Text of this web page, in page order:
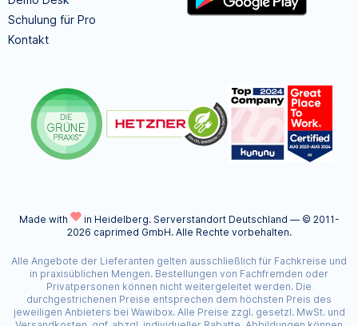
Schulung für Pro
Kontakt
Made with in Heidelberg. Serverstandort Deutschland — © 2011-
2026 caprimed GmbH. Alle Rechte vorbehalten.
Alle Angebote der Lieferanten gelten ausschließlich für Fachkreise und
in praxisüblichen Mengen. Bestellungen von Fachfremden oder
Privatpersonen können nicht weitergeleitet werden. Die
durchgestrichenen Preise entsprechen dem höchsten Preis des
jeweiligen Anbieters bei Wawibox. Alle Preise zzgl. gesetzl. MwSt. und